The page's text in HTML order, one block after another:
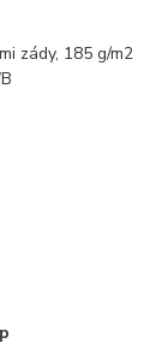
zády, 185 g/m2